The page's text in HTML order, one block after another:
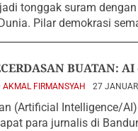
tonggak suram
Pilar demokrasi
BUATAN:
FIRMANSYAH 27
(Artificial Intelligence/
para jurnalis di